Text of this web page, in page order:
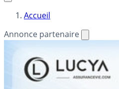
Accueil
Annonce partenaire